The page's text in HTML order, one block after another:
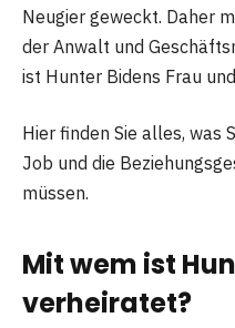
Neugier geweckt. Daher
der Anwalt und
ist Hunter Bidens Frau
Hier finden Sie alles, was
Job und die
müssen.
Mit wem ist
verheiratet?